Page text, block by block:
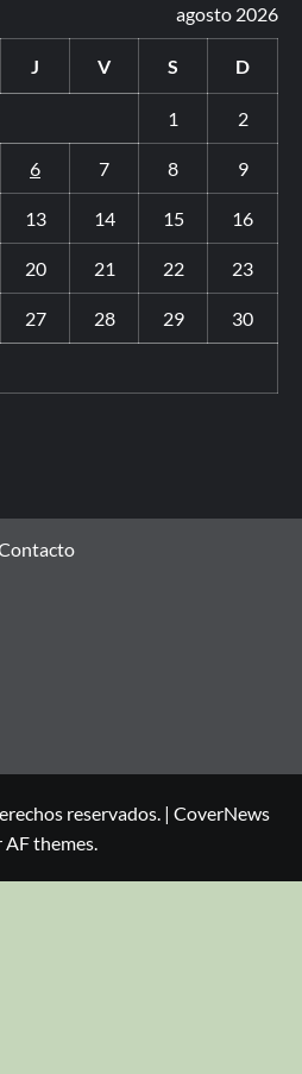
agosto 2026
J V S D
1 2
6 7 8 9
13 14 15 16
20 21 22 23
27 28 29 30
reservados. | CoverNews
AF themes.